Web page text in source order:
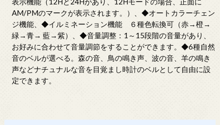
AM/PMのマークが表示されます。）、◆オートカラーチェン
ジ機能、◆イルミネーション機能 ６種色転換可（赤→橙→
緑→青→ 藍→紫）、◆音量調整：1～15段階の音量があり、
お好みに合わせて音量調節をすることができます。◆6種自然
音のベルが選べる。森の音、鳥の鳴き声、波の音、羊の鳴き
声などナチュナルな音を目覚まし時計のベルとして自由に設
定できます。